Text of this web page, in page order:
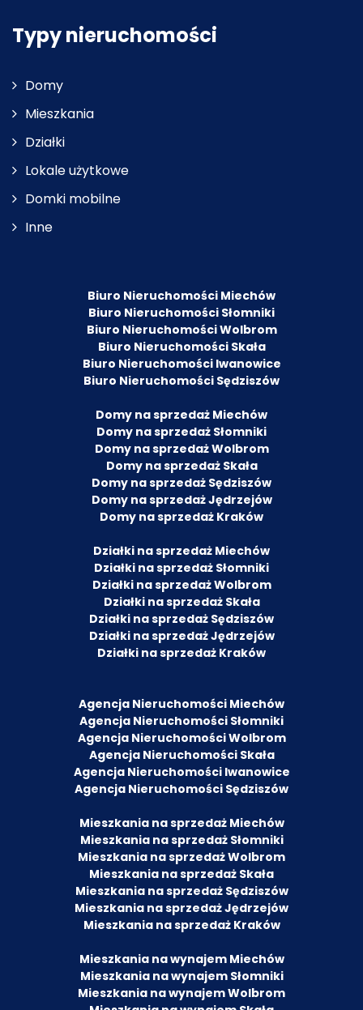
Typy nieruchomości
Domy
Mieszkania
Działki
Lokale użytkowe
Domki mobilne
Inne
Biuro Nieruchomości Miechów
Biuro Nieruchomości Słomniki
Biuro Nieruchomości Wolbrom
Biuro Nieruchomości Skała
Biuro Nieruchomości Iwanowice
Biuro Nieruchomości Sędziszów
Domy na sprzedaż Miechów
Domy na sprzedaż Słomniki
Domy na sprzedaż Wolbrom
Domy na sprzedaż Skała
Domy na sprzedaż Sędziszów
Domy na sprzedaż Jędrzejów
Domy na sprzedaż Kraków
Działki na sprzedaż Miechów
Działki na sprzedaż Słomniki
Działki na sprzedaż Wolbrom
Działki na sprzedaż Skała
Działki na sprzedaż Sędziszów
Działki na sprzedaż Jędrzejów
Działki na sprzedaż Kraków
Agencja Nieruchomości Miechów
Agencja Nieruchomości Słomniki
Agencja Nieruchomości Wolbrom
Agencja Nieruchomości Skała
Agencja Nieruchomości Iwanowice
Agencja Nieruchomości Sędziszów
Mieszkania na sprzedaż Miechów
Mieszkania na sprzedaż Słomniki
Mieszkania na sprzedaż Wolbrom
Mieszkania na sprzedaż Skała
Mieszkania na sprzedaż Sędziszów
Mieszkania na sprzedaż Jędrzejów
Mieszkania na sprzedaż Kraków
Mieszkania na wynajem Miechów
Mieszkania na wynajem Słomniki
Mieszkania na wynajem Wolbrom